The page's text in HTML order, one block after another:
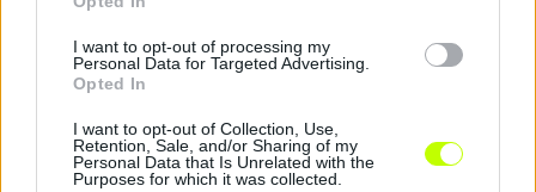
I want to opt-out of processing my
Personal Data for Targeted Advertising.
Opted In
I want to opt-out of Collection, Use,
Retention, Sale, and/or Sharing of my
Personal Data that Is Unrelated with the
Purposes for which it was collected.
A Vasas a hivatalos oldalán számolt be arról, hogy a felek közös
megegyezéssel felbontották Novothny Soma szerződését, amely
jövő nyáron […]